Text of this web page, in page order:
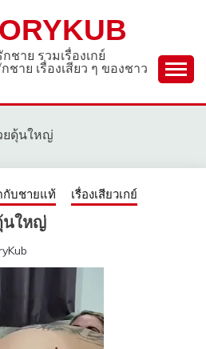
กชาย รวมเรื่องเกย์
าย เรื่องเสียว ๆ ของชาว
ยดุ้นใหญ่
กับชายแท้ เรื่องเสียวเกย์
นใหญ่